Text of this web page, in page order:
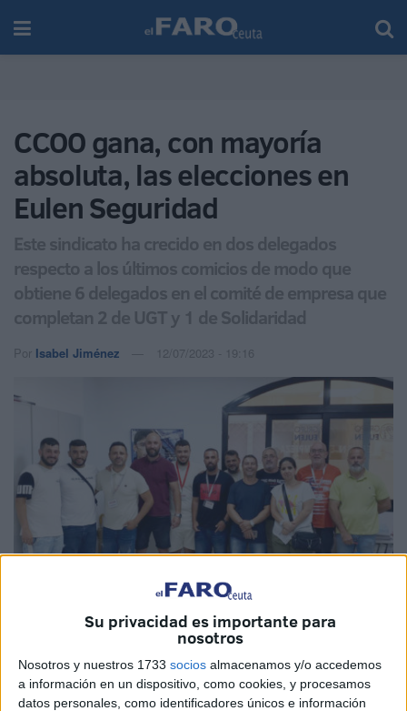
Su privacidad es importante para
nosotros
Nosotros y nuestros 1733 socios almacenamos y/o accedemos
a información en un dispositivo, como cookies, y procesamos
datos personales, como identificadores únicos e información
CCOO gana, con mayoría
absoluta, las elecciones en
Eulen Seguridad
Este sindicato ha crecido en dos delegados
respecto a los últimos comicios de modo que
obtiene 6 delegados en el comité de empresa que
completan 2 de UGT y 1 de Solidaridad
Por Isabel Jiménez 12/07/2023 - 19:16
Imagen cedida